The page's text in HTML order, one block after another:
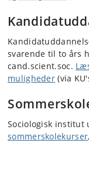
svarende til to års
cand.scient.soc.
muligheder (via
Sociologisk institut
sommerskolekurser